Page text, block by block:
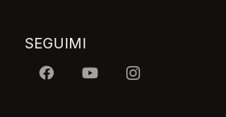
SEGUIMI